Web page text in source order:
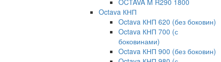
Octava КНП
Octava КНП 620 (без боковин)
Octava КНП 700 (с
боковинами)
Octava КНП 900 (без боковин)